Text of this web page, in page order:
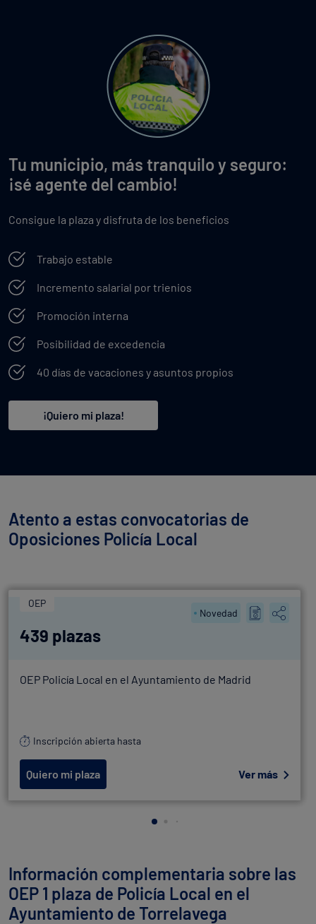
Tu municipio, más tranquilo y seguro:
¡sé agente del cambio!
Consigue la plaza y disfruta de los beneficios
Trabajo estable
Incremento salarial por trienios
Promoción interna
Posibilidad de excedencia
40 días de vacaciones y asuntos propios
¡Quiero mi plaza!
Atento a estas convocatorias de
Oposiciones Policía Local
OEP
Novedad
439 plazas
OEP Policía Local en el Ayuntamiento de Madrid
Inscripción abierta hasta
Quiero mi plaza Ver más
Información complementaria sobre las
OEP 1 plaza de Policía Local en el
Ayuntamiento de Torrelavega